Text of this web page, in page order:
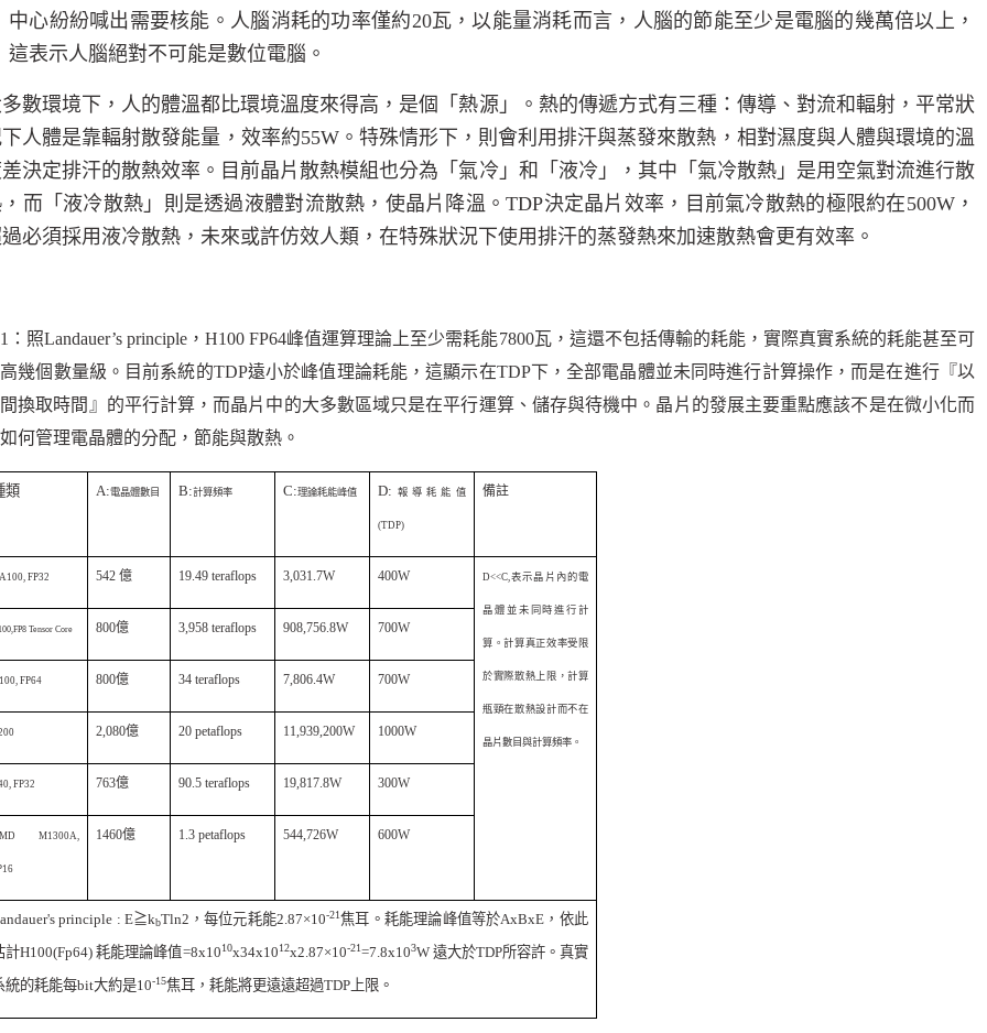
中心紛紛喊出需要核能。人腦消耗的功率僅約20瓦，以能量消耗而言，人腦的節能至少是電腦的幾萬倍以上，
這表示人腦絕對不可能是數位電腦。
數環境下，人的體溫都比環境溫度來得高，是個「熱源」。熱的傳遞方式有三種：傳導、對流和輻射，平常狀
人體是靠輻射散發能量，效率約55W。特殊情形下，則會利用排汗與蒸發來散熱，相對濕度與人體與環境的溫
決定排汗的散熱效率。目前晶片散熱模組也分為「氣冷」和「液冷」，其中「氣冷散熱」是用空氣對流進行散
而「液冷散熱」則是透過液體對流散熱，使晶片降溫。TDP決定晶片效率，目前氣冷散熱的極限約在500W，
必須採用液冷散熱，未來或許仿效人類，在特殊狀況下使用排汗的蒸發熱來加速散熱會更有效率。
1 ：照Landauer’s principle ，H100 FP64峰值運算理論上至少需耗能7800瓦，這還不包括傳輸的耗能，實際真實系統的耗能甚至可
幾個數量級。目前系統的TDP遠小於峰值理論耗能，這顯示在TDP下，全部電晶體並未同時進行計算操作，而是在進行『以
換取時間』的平行計算，而晶片中的大多數區域只是在平行運算、儲存與待機中。晶片的發展主要重點應該不是在微小化而
何管理電晶體的分配，節能與散熱。
類 A:電晶體數目 B:計算頻率 C:理論耗能峰值 D: 報導耗能值
(TDP)
備註
FP32 542億 19.49 teraflops 3,031.7W 400W D<<C, 表示晶片內的電
晶體並未同時進行計
算。計算真正效率受限
於實際散熱上限，計算
瓶頸在散熱設計而不在
晶片數目與計算頻率。
Tensor Core 800億 3,958 teraflops 908,756.8W 700W
FP64 800億 34 teraflops 7,806.4W 700W
2,080億 20 petaflops 11,939,200W 1000W
FP32 763億 90.5 teraflops 19,817.8W 300W
M1300A, 1460億 1.3 petaflops 544,726W 600W
principle : E≧kbTln2 ，每位元耗能2.87×10-21焦耳。耗能理論峰值等於AxBxE ，依此
計H100(Fp64)耗能理論峰值=8x1010x34x1012x2.87×10-21=7.8x103W 遠大於TDP所容許。真實
統的耗能每bit大約是10-15焦耳，耗能將更遠遠超過TDP 上限。